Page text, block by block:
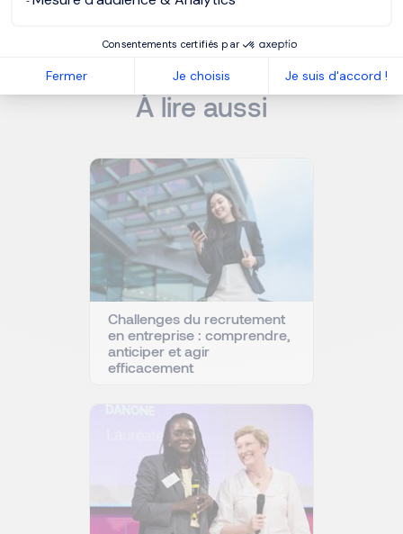
Consentements certifiés par
Fermer Je choisis Je suis d'accord !
NOS RESSOURCES
À lire aussi
Challenges du recrutement
en entreprise : comprendre,
anticiper et agir
efficacement